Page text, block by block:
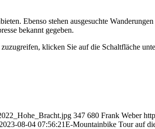
Ebenso stehen ausgesuchte
bekannt gegeben.
klicken Sie auf die Schaltfläche
347 680 Frank Weber
2023-08-04 07:56:21E-Mountainbike Tour auf